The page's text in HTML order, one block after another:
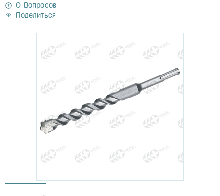
0 Вопросов
Поделиться